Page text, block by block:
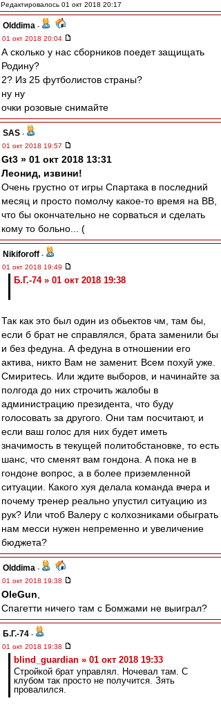
Редактировалось 01 окт 2018 20:17
Olddima -
01 окт 2018 20:04
А сколько у нас сборников поедет защищать
Родину?
2? Из 25 футболистов страны?
ну ну
очки розовые снимайте
SAS -
01 окт 2018 19:57
Gt3 » 01 окт 2018 13:31
Леонид, извини!
Очень грустно от игры Спартака в последний
месяц и просто помолчу какое-то время на ВВ,
что бы окончательно не сорваться и сделать
кому то больно... (
Nikiforoff -
01 окт 2018 19:49
Б.Г.-74 » 01 окт 2018 19:38
Так как это был один из обьектов чм, там бы,
если б брат не справлялся, брата заменили бы
и без федуна. А федуна в отношении его
актива, никто Вам не заменит. Всем похуй уже.
Смиритесь. Или ждите выборов, и начинайте за
полгода до них строчить жалобы в
администрацию президента, что буду
голосовать за другого. Они там посчитают, и
если ваш голос для них будет иметь
значимость в текущей политобстановке, то есть
шанс, что сменят вам гондона. А пока не в
гондоне вопрос, а в более приземленной
ситуации. Какого хуя делала команда вчера и
почему тренер реально упустил ситуацию из
рук? Или чтоб Валеру с колхозниками обыграть
нам месси нужен непременно и увеличение
бюджета?
Olddima -
01 окт 2018 19:38
OleGun
Спагетти ничего там с Бомжами не выиграл?
Б.Г.-74 -
01 окт 2018 19:38
blind_guardian » 01 окт 2018 19:33
Стройкой брат управлял. Ночевал там. С
клубом так просто не получится. Зять
провалился.